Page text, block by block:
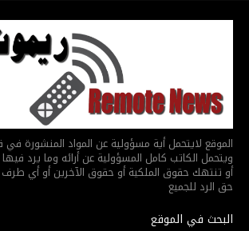
الموقع لايتحمل أية مسؤولية عن المواد المنشورة
ويتحمل الكاتب كامل المسؤولية عن أرائه وما يرد فيها
أو تنتهك حقوق الملكية أو حقوق الآخرين أو أي طرف
حق الرد للجميع
البحث في الموقع